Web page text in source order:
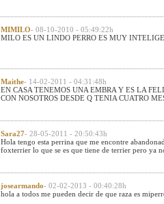
MIMILO- 08-10-2010 - 05:49:22h
MILO ES UN LINDO PERRO ES MUY
Maithe- 14-02-2011 - 04:31:48h
EN CASA TENEMOS UNA EMBRA Y ES LA
CON NOSOTROS DESDE Q TENIA CUATRO
Sara27- 28-05-2011 - 20:50:43h
Hola tengo esta perrina que me encontre
foxterrier lo que se es que tiene de terrier pero ya
josearmando- 02-02-2013 - 00:40:28h
hola a todos me pueden decir de que raza es